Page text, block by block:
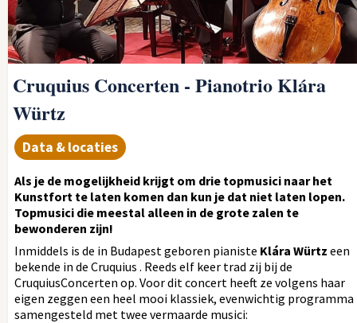
Cruquius Concerten - Pianotrio Klára
Würtz
Data & locaties
Als je de mogelijkheid krijgt om drie topmusici naar het
Kunstfort te laten komen dan kun je dat niet laten lopen.
Topmusici die meestal alleen in de grote zalen te
bewonderen zijn!
Inmiddels is de in Budapest geboren pianiste Klára Würtz een
bekende in de Cruquius . Reeds elf keer trad zij bij de
CruquiusConcerten op. Voor dit concert heeft ze volgens haar
eigen zeggen een heel mooi klassiek, evenwichtig programma
samengesteld met twee vermaarde musici: